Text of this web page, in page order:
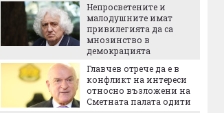
Непросветените и
малодушните имат
привилегията да са
мнозинство в
демокрацията
Главчев отрече да е в
конфликт на интереси
относно възложени на
Сметната палата одити